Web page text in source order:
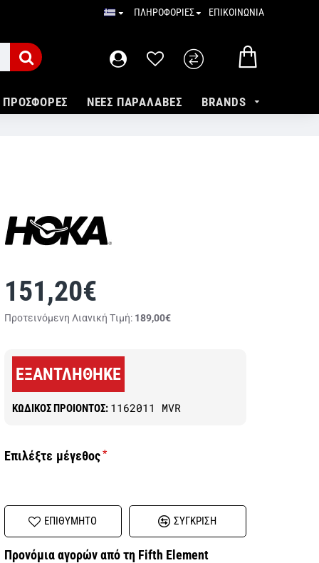
ΠΛΗΡΟΦΟΡΙΕΣ ΕΠΙΚΟΙΝΩΝΙΑ
ΠΡΟΣΦΟΡΕΣ ΝΕΕΣ ΠΑΡΑΛΑΒΕΣ BRANDS
ΕΞΑΝΤΛΉΘΗΚΕ
ΚΩΔΙΚΟΣ ΠΡΟΙΟΝΤΟΣ: 1162011 MVR
151,20€
Προτεινόμενη Λιανική Tιμή: 189,00€
μέγεθος
ΕΠΙΘΥΜΗΤΌ ΣΎΓΚΡΙΣΗ
Προνόμια αγορών από τη Fifth Element